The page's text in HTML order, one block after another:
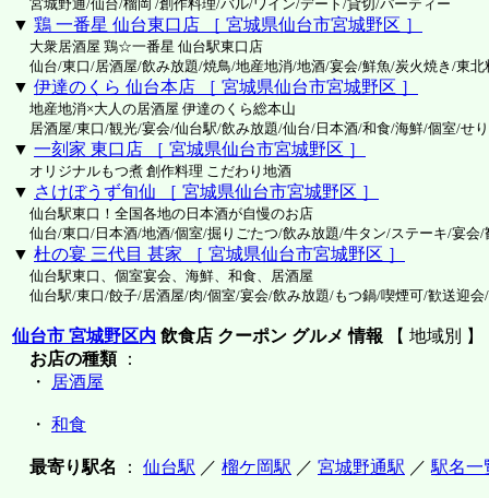
宮城野通/仙台/榴岡 /創作料理/バル/ワイン/デート/貸切/パーティー
▼ 鶏 一番星 仙台東口店 ［ 宮城県仙台市宮城野区 ］
大衆居酒屋 鶏☆一番星 仙台駅東口店
仙台/東口/居酒屋/飲み放題/焼鳥/地産地消/地酒/宴会/鮮魚/炭火焼き/東北
▼ 伊達のくら 仙台本店 ［ 宮城県仙台市宮城野区 ］
地産地消×大人の居酒屋 伊達のくら総本山
居酒屋/東口/観光/宴会/仙台駅/飲み放題/仙台/日本酒/和食/海鮮/個室/せ
▼ 一刻家 東口店 ［ 宮城県仙台市宮城野区 ］
オリジナルもつ煮 創作料理 こだわり地酒
▼ さけぼうず旬仙 ［ 宮城県仙台市宮城野区 ］
仙台駅東口！全国各地の日本酒が自慢のお店
仙台/東口/日本酒/地酒/個室/掘りごたつ/飲み放題/牛タン/ステーキ/宴会/
▼ 杜の宴 三代目 甚家 ［ 宮城県仙台市宮城野区 ］
仙台駅東口、個室宴会、海鮮、和食、居酒屋
仙台駅/東口/餃子/居酒屋/肉/個室/宴会/飲み放題/もつ鍋/喫煙可/歓送迎会
仙台市 宮城野区内 飲食店 クーポン グルメ 情報 【 地域別 】
お店の種類：
・
居酒屋
・ 和食
最寄り駅名 ： 仙台駅 ／ 榴ケ岡駅 ／ 宮城野通駅 ／ 駅名一